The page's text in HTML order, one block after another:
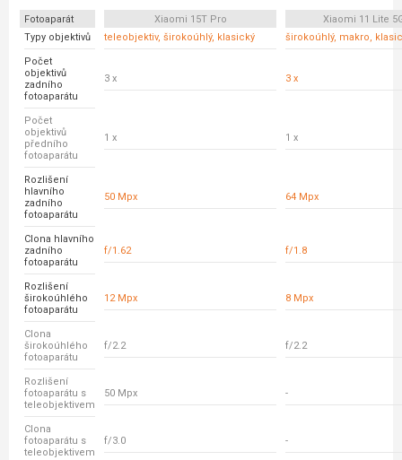
Fotoaparát Xiaomi 15T Pro
Xiaomi 11 Lite
Typy objektivů
teleobjektiv, širokoúhlý, klasický širokoúhlý, makro,
Počet
objektivů
zadního
fotoaparátu
3 x 3 x
Počet
objektivů
předního
fotoaparátu
1 x 1 x
Rozlišení
hlavního
zadního
fotoaparátu
50 Mpx 64 Mpx
Clona hlavního
zadního
fotoaparátu
f/1.62 f/1.8
Rozlišení
širokoúhlého
fotoaparátu
12 Mpx 8 Mpx
Clona
širokoúhlého
fotoaparátu
f/2.2 f/2.2
Rozlišení
fotoaparátu s
teleobjektivem
50 Mpx -
Clona
fotoaparátu s
teleobjektivem
f/3.0 -